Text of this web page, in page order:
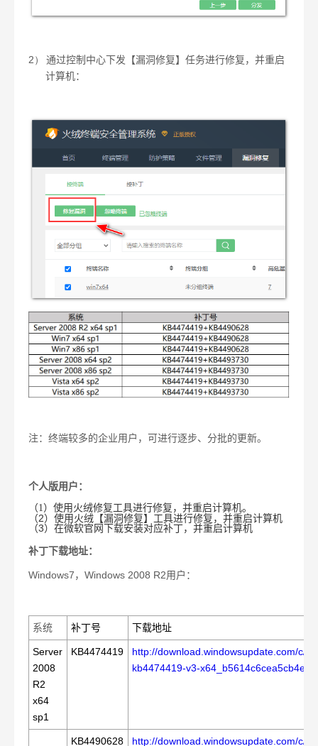
2）
通过控制中心下发【漏洞修复】任务进行修复，并重启
计算机：
注：终端较多的企业用户，可进行逐步、分批的更新。
个人版用户：
（1）使用火绒修复工具进行修复，并重启计算机。
（2）使用火绒【漏洞修复】工具进行修复，并重启计算机
（3）在微软官网下载安装对应补丁，并重启计算机
补丁下载地址：
Windows7， Windows 2008 R2用户：
系统 补丁号 下载地址
Server
2008
R2
x64
sp1
KB4474419
http://download.windowsupdate.com/c/
kb4474419-v3-
KB4490628 http://download.windowsupdate.com/c/